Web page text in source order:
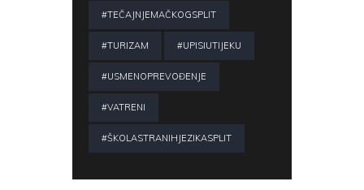
#TEČAJNJEMAČKOGSPLIT
#TURIZAM #UPISIUTIJEKU
#USMENOPREVOĐENJE
#VATRENI
#ŠKOLASTRANIHJEZIKASPLIT